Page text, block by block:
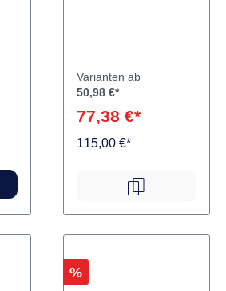
Varianten ab
50,98 €*
77,38 €*
115,00 €*
Rabatt
%